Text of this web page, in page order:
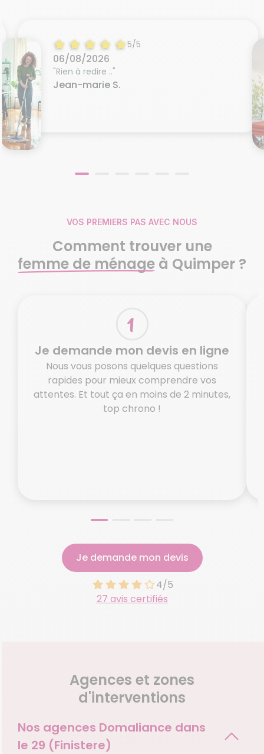
5/5
06/08/2026
"Rien à redire .."
Jean-marie S.
VOS PREMIERS PAS AVEC NOUS
Comment trouver une
femme de ménage à Quimper ?
Je demande mon devis en ligne
Nous vous posons quelques questions
rapides pour mieux comprendre vos
attentes. Et tout ça en moins de 2 minutes,
top chrono !
Je demande mon devis
4/5
27 avis certifiés
Agences et zones
d'interventions
Nos agences Domaliance dans
le 29 (Finistere)